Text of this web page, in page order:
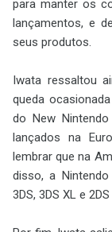
para manter os
lançamentos, e
seus produtos.
Iwata ressaltou
queda
do New
lançados na
lembrar que na
disso, a
3DS, 3DS XL e